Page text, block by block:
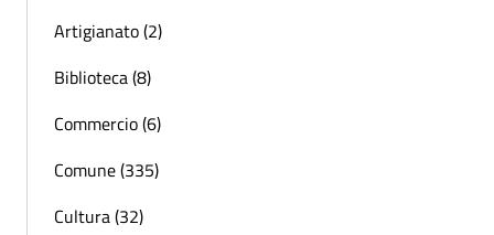
Artigianato (2)
Biblioteca (8)
Commercio (6)
Comune (335)
Cultura (32)